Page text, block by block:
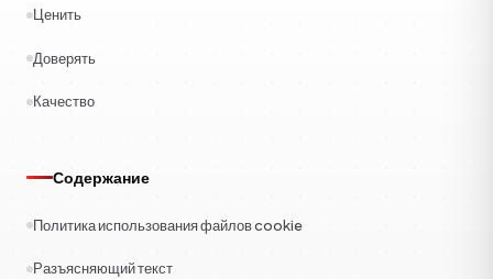
Ценить
Доверять
Качество
Содержание
Политика использования файлов cookie
Разъясняющий текст